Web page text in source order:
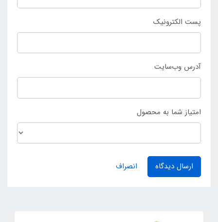
پست الکترونیک
آدرس وب‌سایت
امتیاز شما به محصول
ارسال دیدگاه انصراف